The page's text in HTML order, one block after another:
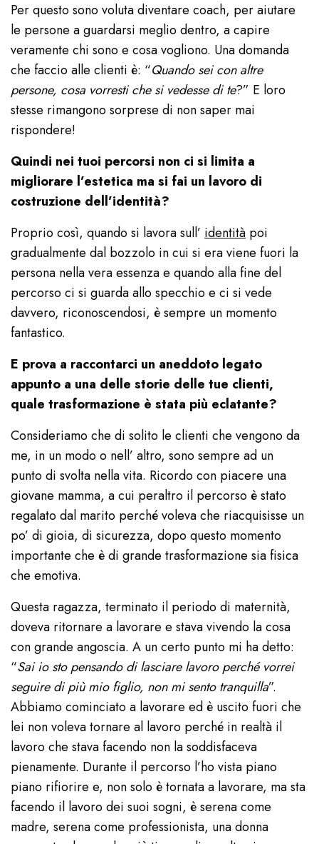
Per questo sono voluta diventare coach, per aiutare
le persone a guardarsi meglio dentro, a capire
veramente chi sono e cosa vogliono. Una domanda
che faccio alle clienti è: “Quando sei con altre
persone, cosa vorresti che si vedesse di te?” E loro
stesse rimangono sorprese di non saper mai
rispondere!
Quindi nei tuoi percorsi non ci si limita a
migliorare l’estetica ma si fai un lavoro di
costruzione dell’identità?
Proprio così, quando si lavora sull’identitàpoi
gradualmente dal bozzolo in cui si era viene fuori la
persona nella vera essenza e quando alla fine del
percorso ci si guarda allo specchio e ci si vede
davvero, riconoscendosi, è sempre un momento
fantastico.
E prova a raccontarci un aneddoto legato
appunto a una delle storie delle tue clienti,
quale trasformazione è stata più eclatante?
Consideriamo che di solito le clienti che vengono da
me, in un modo o nell’ altro, sono sempre ad un
punto di svolta nella vita. Ricordo con piacere una
giovane mamma, a cui peraltro il percorso è stato
regalato dal marito perché voleva che riacquisisse un
po’ di gioia, di sicurezza, dopo questo momento
importante che è di grande trasformazione sia fisica
che emotiva.
Questa ragazza, terminato il periodo di maternità,
doveva ritornare a lavorare e stava vivendo la cosa
con grande angoscia. A un certo punto mi ha detto:
“Sai io sto pensando di lasciare lavoro perché vorrei
seguire di più mio figlio, non mi sento tranquilla”.
Abbiamo cominciato a lavorare ed è uscito fuori che
lei non voleva tornare al lavoro perché in realtà il
lavoro che stava facendo non la soddisfaceva
pienamente. Durante il percorso l’ho vista piano
piano rifiorire e, non solo è tornata a lavorare, ma sta
facendo il lavoro dei suoi sogni, è serena come
madre, serena come professionista, una donna